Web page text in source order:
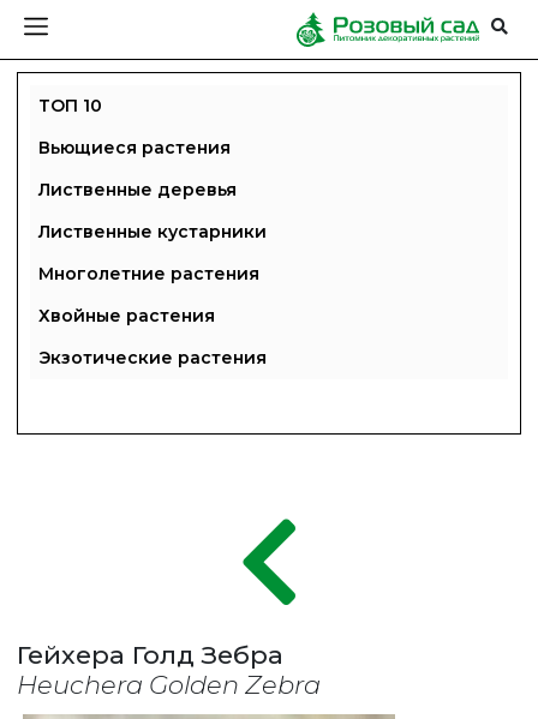
ТОП 10
Вьющиеся растения
Лиственные деревья
Лиственные кустарники
Многолетние растения
Хвойные растения
Экзотические растения
Гейхера Голд Зебра
Heuchera Golden Zebra